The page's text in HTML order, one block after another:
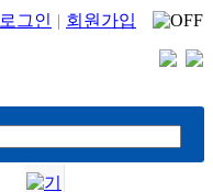
로그인 | 회원가입